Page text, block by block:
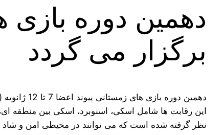
دهمین دوره
برگزار می گردد
دهمین دوره بازی های زمستانی پیوند اعضا 7 تا 12 ژانویه ( 17 تا 22 دی 1396) در آنزور سوئیس برگزار می شود.
نظر گرفته شده است که می توانند در محیطی امن و شاد